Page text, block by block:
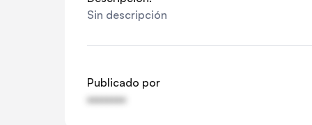
Sin descripción
Publicado por
••••••••